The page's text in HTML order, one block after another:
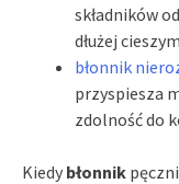
składników
dłużej
błonnik
przyspiesza
zdolność do
Kiedy błonnik